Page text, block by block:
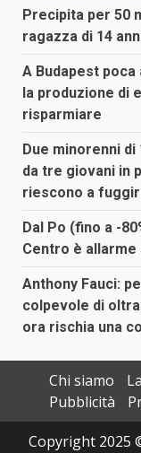
Precipita per 50
ragazza di 14
A Budapest poca
la produzione di
risparmiare
Due minorenni
da tre giovani in
riescono a
Dal Po (fino a -
Centro è allarme
Anthony Fauci:
colpevole di
ora rischia una
Chi siamo
Pubblicità
Copyright 2025